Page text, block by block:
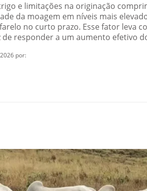
e limitações na originação
da moagem em níveis mais
no curto prazo. Esse fator leva
responder a um aumento efetivo
por: